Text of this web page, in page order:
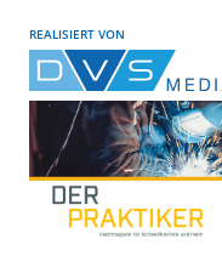
REALISIERT VON